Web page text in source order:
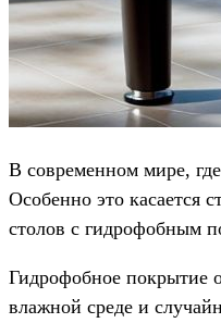
В современном мире,
Особенно это касается
столов с гидрофобным
Гидрофобное покрытие
влажной среде и